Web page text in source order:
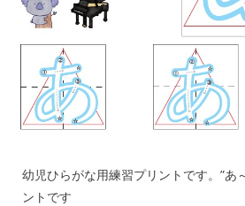
幼児ひらがな用練習プリントです。”あ
ントです